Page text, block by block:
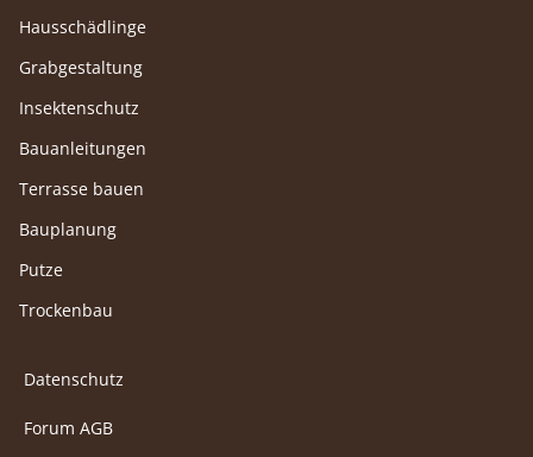
Hausschädlinge
Grabgestaltung
Insektenschutz
Bauanleitungen
Terrasse bauen
Bauplanung
Putze
Trockenbau
Datenschutz
Forum AGB